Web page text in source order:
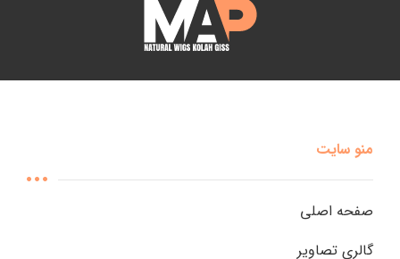
منو سایت
صفحه اصلی
گالری تصاویر